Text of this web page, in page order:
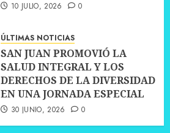
10 JULIO, 2026 0
ÚLTIMAS NOTICIAS
SAN JUAN PROMOVIÓ LA
SALUD INTEGRAL Y LOS
DERECHOS DE LA DIVERSIDAD
EN UNA JORNADA ESPECIAL
30 JUNIO, 2026 0